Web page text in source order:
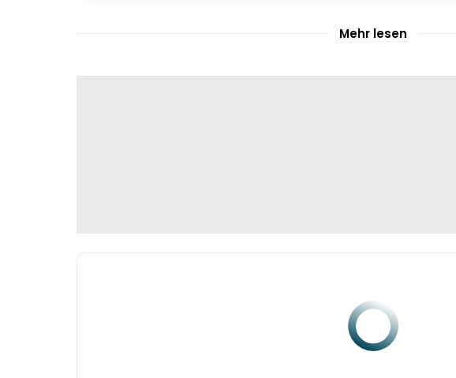
Mehr lesen